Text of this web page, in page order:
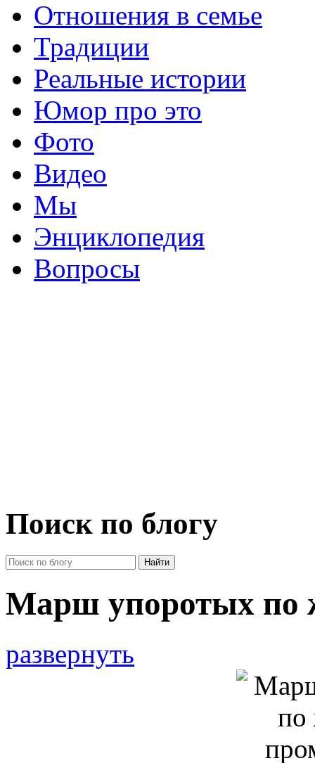
Отношения в семье
Традиции
Реальные истории
Юмор про это
Фото
Видео
Мы
Энциклопедия
Вопросы
Поиск по блогу
Марш упоротых по
развернуть